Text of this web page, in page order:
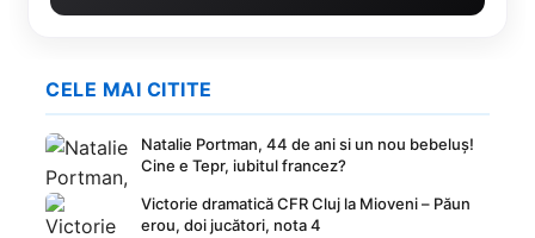
CELE MAI CITITE
Natalie Portman, 44 de ani si un nou bebeluș!
Cine e Tepr, iubitul francez?
Victorie dramatică CFR Cluj la Mioveni – Păun
erou, doi jucători, nota 4